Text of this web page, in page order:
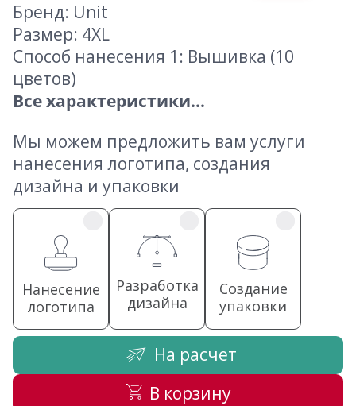
Бренд: Unit
Размер: 4XL
Способ нанесения 1: Вышивка (10
цветов)
Все характеристики...
Мы можем предложить вам услуги
нанесения логотипа, создания
дизайна и упаковки
Нанесение
логотипа
Разработка
дизайна
Создание
упаковки
На расчет
В корзину